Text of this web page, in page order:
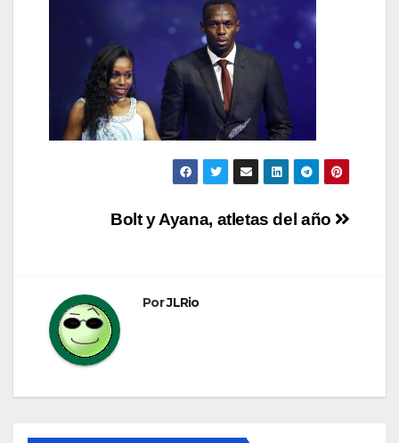
Navegación
entradas
Bolt y Ayana, atletas del año
PorJLRio